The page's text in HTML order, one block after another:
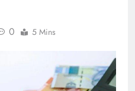
0 5 Mins